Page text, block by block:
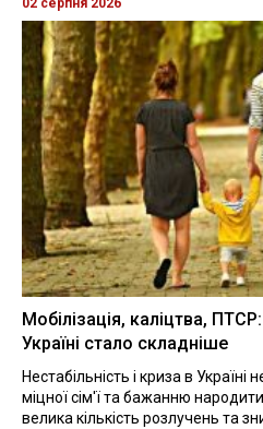
02 серпня 2026
Мобілізація, каліцтва,
Україні стало складніше
Нестабільність і криза в
міцної сім'ї та бажанню
велика кількість розлучень та